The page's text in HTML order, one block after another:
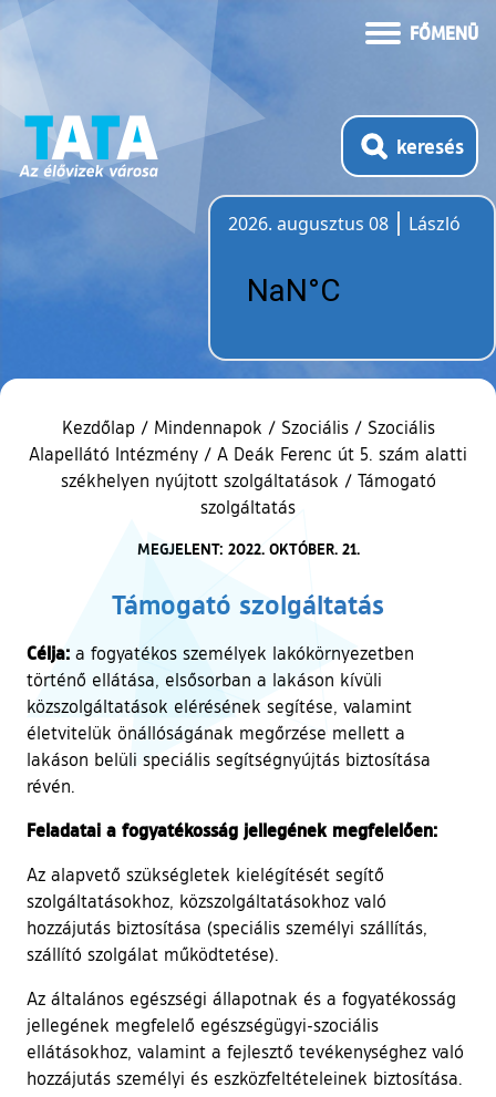
FŐMENÜ
keresés
2026. augusztus 08
László
Kezdőlap / Mindennapok / Szociális / Szociális
Alapellátó Intézmény / A Deák Ferenc út 5. szám alatti
székhelyen nyújtott szolgáltatások / Támogató
szolgáltatás
MEGJELENT: 2022. OKTÓBER. 21.
Támogató szolgáltatás
Célja: a fogyatékos személyek lakókörnyezetben
történő ellátása, elsősorban a lakáson kívüli
közszolgáltatások elérésének segítése, valamint
életvitelük önállóságának megőrzése mellett a
lakáson belüli speciális segítségnyújtás biztosítása
révén.
Feladatai a fogyatékosság jellegének megfelelően:
Az alapvető szükségletek kielégítését segítő
szolgáltatásokhoz, közszolgáltatásokhoz való
hozzájutás biztosítása (speciális személyi szállítás,
szállító szolgálat működtetése).
Az általános egészségi állapotnak és a fogyatékosság
jellegének megfelelő egészségügyi-szociális
ellátásokhoz, valamint a fejlesztő tevékenységhez való
hozzájutás személyi és eszközfeltételeinek biztosítása.